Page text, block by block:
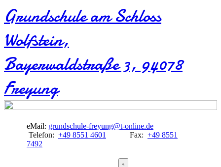
Grundschule am Schloss
Wolfstein​,
Bayerwaldstraße 3, 94078
Freyung
eMail: grundschule-freyung@t-online.de
Telefon: +49 8551 4601 Fax: +49 8551
7492